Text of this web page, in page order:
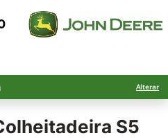
Alterar
S5